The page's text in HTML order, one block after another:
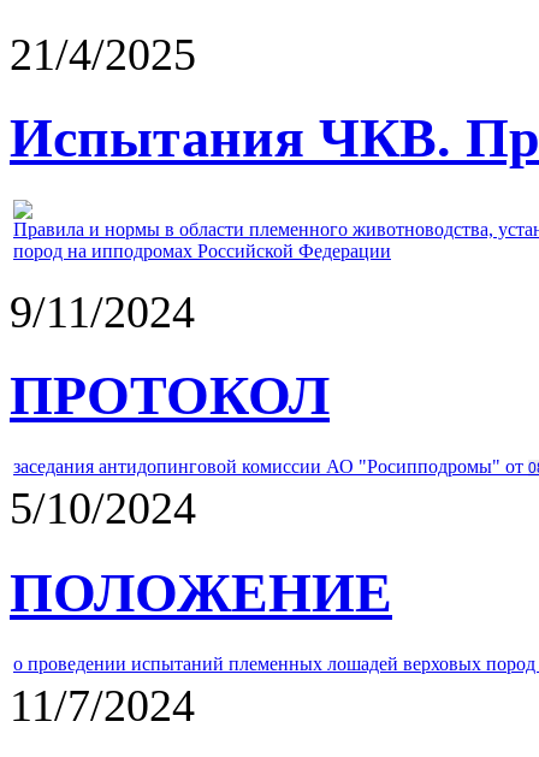
21/4/2025
Испытания ЧКВ.
Правила и нормы в области племенного животноводства,
пород на ипподромах Российской Федерации
9/11/2024
ПРОТОКОЛ
заседания антидопинговой комиссии АО "Росипподромы" от
5/10/2024
ПОЛОЖЕНИЕ
о проведении испытаний племенных лошадей верховых
11/7/2024